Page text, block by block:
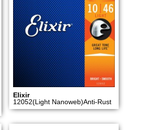
Elixir
12052(Light Nanoweb)Anti-Rust